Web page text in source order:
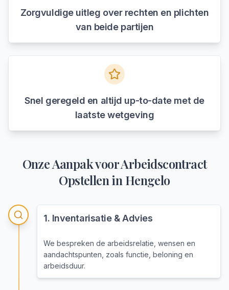
Zorgvuldige uitleg over rechten en plichten
van beide partijen
Snel geregeld en altijd up-to-date met de
laatste wetgeving
Onze Aanpak voorArbeidscontract
Opstellenin Hengelo
1. Inventarisatie & Advies
We bespreken de arbeidsrelatie, wensen en
aandachtspunten, zoals functie, beloning en
arbeidsduur.